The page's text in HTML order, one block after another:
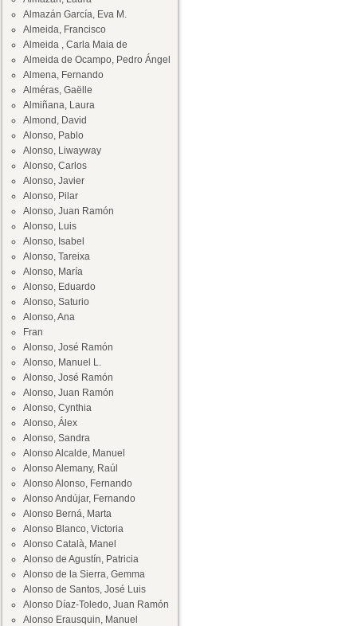
Almazán García, Eva M.
Almeida, Francisco
Almeida , Carla Maia de
Almeida de Ocampo, Pedro Ángel
Almena, Fernando
Alméras, Gaëlle
Almiñana, Laura
Almond, David
Alonso, Pablo
Alonso, Liwayway
Alonso, Carlos
Alonso, Javier
Alonso, Pilar
Alonso, Juan Ramón
Alonso, Luis
Alonso, Isabel
Alonso, Tareixa
Alonso, María
Alonso, Eduardo
Alonso, Saturio
Alonso, Ana
Fran
Alonso, José Ramón
Alonso, Manuel L.
Alonso, José Ramón
Alonso, Juan Ramón
Alonso, Cynthia
Alonso, Álex
Alonso, Sandra
Alonso Alcalde, Manuel
Alonso Alemany, Raúl
Alonso Alonso, Fernando
Alonso Andújar, Fernando
Alonso Berná, Marta
Alonso Blanco, Victoria
Alonso Català, Manel
Alonso de Agustín, Patricia
Alonso de la Sierra, Gemma
Alonso de Santos, José Luis
Alonso Díaz-Toledo, Juan Ramón
Alonso Erausquin, Manuel